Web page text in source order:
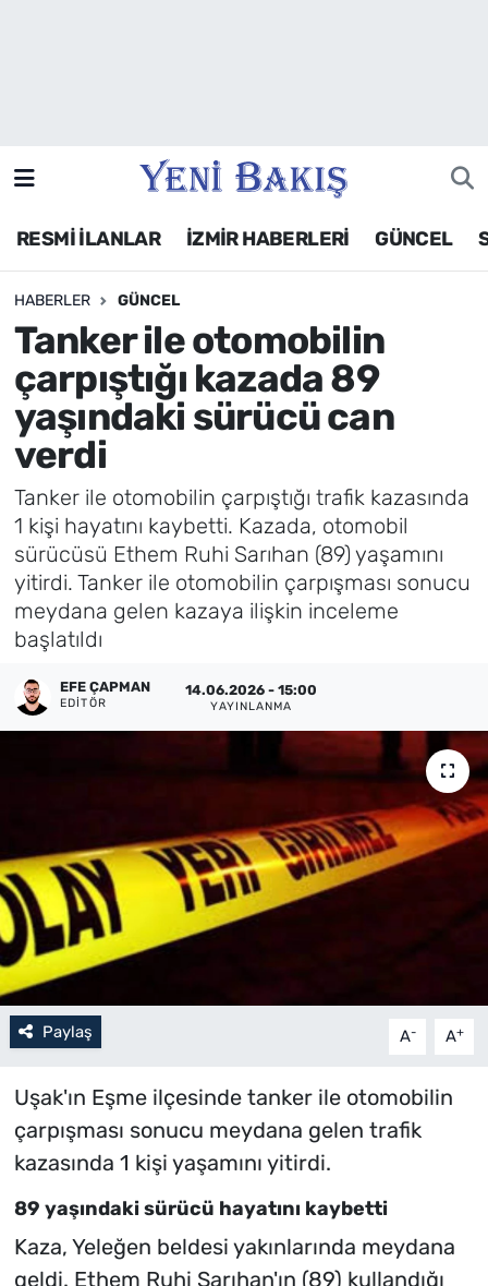
RESMİ İLANLAR İZMİR HABERLERİ GÜNCEL
HABERLER GÜNCEL
Tanker ile otomobilin
çarpıştığı kazada 89
yaşındaki sürücü can
verdi
Tanker ile otomobilin çarpıştığı trafik kazasında
1 kişi hayatını kaybetti. Kazada, otomobil
sürücüsü Ethem Ruhi Sarıhan (89) yaşamını
yitirdi. Tanker ile otomobilin çarpışması sonucu
meydana gelen kazaya ilişkin inceleme
başlatıldı
EFE ÇAPMAN
EDITÖR
14.06.2026 - 15:00
YAYINLANMA
Paylaş A- A+
Uşak'ın Eşme ilçesinde tanker ile otomobilin
çarpışması sonucu meydana gelen trafik
kazasında 1 kişi yaşamını yitirdi.
89 yaşındaki sürücü hayatını kaybetti
Kaza, Yeleğen beldesi yakınlarında meydana
geldi. Ethem Ruhi Sarıhan'ın (89) kullandığı
Siyaset
Asayiş / Polis-Adliye
Magazin
Foto Galeri
Künye
İletişim